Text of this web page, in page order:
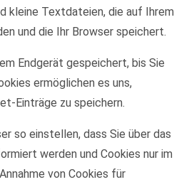
kleine Textdateien, die auf Ihrem
und die Ihr Browser speichert.
Endgerät gespeichert, bis Sie
ermöglichen es uns,
Einträge zu speichern.
so einstellen, dass Sie über das
werden und Cookies nur im
von Cookies für